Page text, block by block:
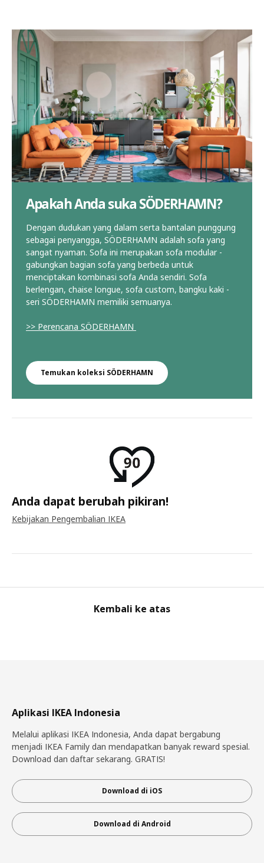
Apakah Anda suka SÖDERHAMN?
Dengan dudukan yang dalam serta bantalan punggung
sebagai penyangga, SÖDERHAMN adalah sofa yang
sangat nyaman. Sofa ini merupakan sofa modular -
gabungkan bagian sofa yang berbeda untuk
menciptakan kombinasi sofa Anda sendiri. Sofa
berlengan, chaise longue, sofa custom, bangku kaki -
seri SÖDERHAMN memiliki semuanya.
>> Perencana SÖDERHAMN
Temukan koleksi SÖDERHAMN
Anda dapat berubah pikiran!
Kebijakan Pengembalian IKEA
Kembali ke atas
Aplikasi IKEA Indonesia
Melalui aplikasi IKEA Indonesia, Anda dapat bergabung
menjadi IKEA Family dan mendapatkan banyak reward spesial.
Download dan daftar sekarang. GRATIS!
Download di iOS
Download di Android